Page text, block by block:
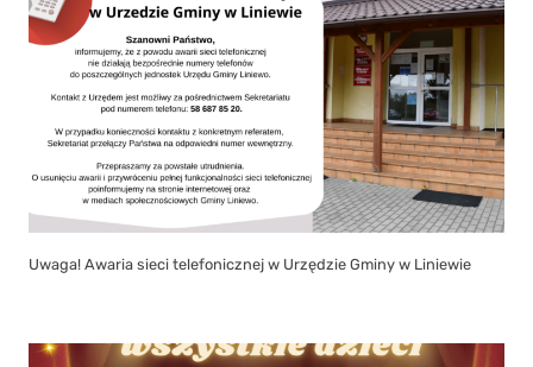
Uwaga! Awaria sieci telefonicznej w Urzędzie Gminy w Liniewie